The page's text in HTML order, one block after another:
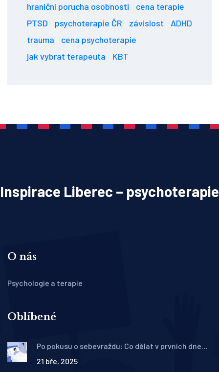
hraniční porucha osobnosti
cena terapie
PTSD
psychoterapie ČR závislost
ADHD
trauma
cena psychoterapie
jak vybrat terapeuta
KBT
Inspirace Liberec – psychoterapie
O nás
Psychologie a terapie
Oblíbené
Po pokusu o sebevraždu: Co dělat v prvních dnech
21 bře, 2025